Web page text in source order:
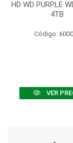
HD WD PURPLE
4TB
Código:
VER